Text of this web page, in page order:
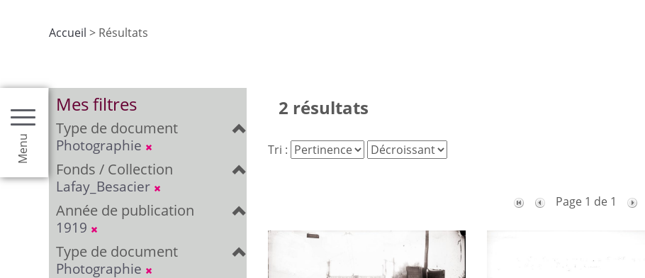
Menu
Accueil > Résultats
Mes filtres
Type de document
Photographie
Fonds / Collection
Lafay_Besacier
Année de publication
1919
Type de document
Photographie
2 résultats
Tri :
Page 1 de 1